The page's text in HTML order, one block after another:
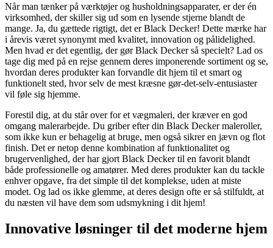
Når man tænker på værktøjer og husholdningsapparater, er der én
virksomhed, der skiller sig ud som en lysende stjerne blandt de
mange. Ja, du gættede rigtigt, det er Black Decker! Dette mærke har
i årevis været synonymt med kvalitet, innovation og pålidelighed.
Men hvad er det egentlig, der gør Black Decker så specielt? Lad os
tage dig med på en rejse gennem deres imponerende sortiment og se,
hvordan deres produkter kan forvandle dit hjem til et smart og
funktionelt sted, hvor selv de mest kræsne gør-det-selv-entusiaster
vil føle sig hjemme.
Forestil dig, at du står over for et vægmaleri, der kræver en god
omgang malerarbejde. Du griber efter din Black Decker maleroller,
som ikke kun er behagelig at bruge, men også sikrer en jævn og flot
finish. Det er netop denne kombination af funktionalitet og
brugervenlighed, der har gjort Black Decker til en favorit blandt
både professionelle og amatører. Med deres produkter kan du tackle
enhver opgave, fra det simple til det komplekse, uden at miste
modet. Og lad os ikke glemme, at deres design ofte er så stilfuldt, at
du næsten vil have dem som udsmykning i dit hjem!
Innovative løsninger til det moderne hjem